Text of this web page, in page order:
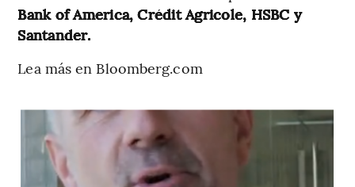
Bank of America, Crédit Agricole, HSBC y
Santander.
Lea más en Bloomberg.com